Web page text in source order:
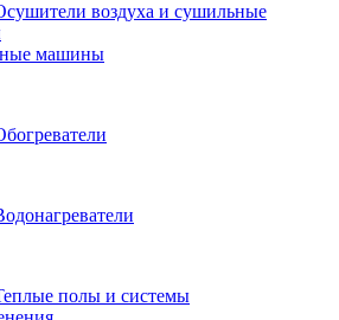
воздуха и сушильные
машины
полы и системы